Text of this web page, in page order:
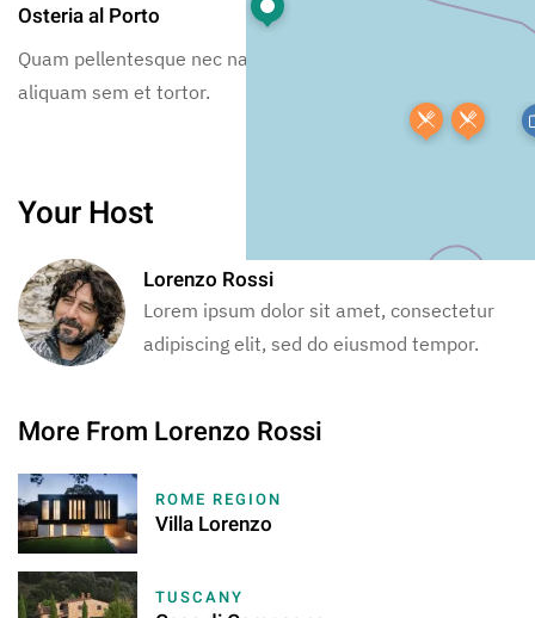
Osteria al Porto
Quam pellentesque nec nam
aliquam sem et tortor.
Dolci di Nonna
Your Host
Lorenzo Rossi
Lorem ipsum dolor sit amet, consectetur
adipiscing elit, sed do eiusmod tempor.
More From Lorenzo Rossi
ROME REGION
Villa Lorenzo
TUSCANY